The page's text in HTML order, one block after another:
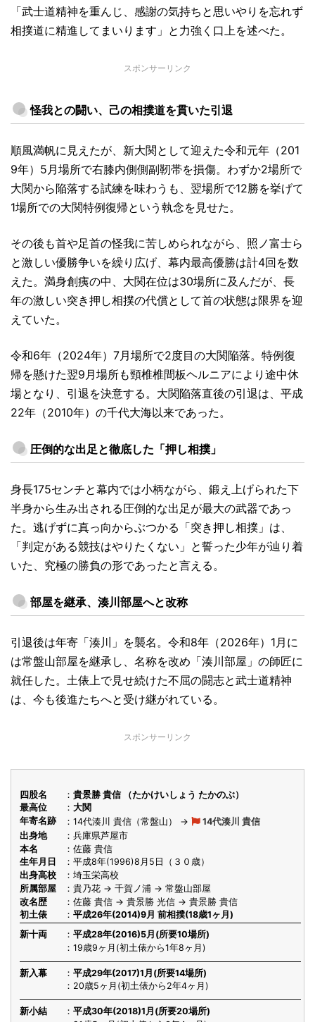
「武士道精神を重んじ、感謝の気持ちと思いやりを忘れず
相撲道に精進してまいります」と力強く口上を述べた。
スポンサーリンク
怪我との闘い、己の相撲道を貫いた引退
順風満帆に見えたが、新大関として迎えた令和元年（201
9年）5月場所で右膝内側側副靭帯を損傷。わずか2場所で
大関から陥落する試練を味わうも、翌場所で12勝を挙げて
1場所での大関特例復帰という執念を見せた。
その後も首や足首の怪我に苦しめられながら、照ノ富士ら
と激しい優勝争いを繰り広げ、幕内最高優勝は計4回を数
えた。満身創痍の中、大関在位は30場所に及んだが、長
年の激しい突き押し相撲の代償として首の状態は限界を迎
えていた。
令和6年（2024年）7月場所で2度目の大関陥落。特例復
帰を懸けた翌9月場所も頸椎椎間板ヘルニアにより途中休
場となり、引退を決意する。大関陥落直後の引退は、平成
22年（2010年）の千代大海以来であった。
圧倒的な出足と徹底した「押し相撲」
身長175センチと幕内では小柄ながら、鍛え上げられた下
半身から生み出される圧倒的な出足が最大の武器であっ
た。逃げずに真っ向からぶつかる「突き押し相撲」は、
「判定がある競技はやりたくない」と誓った少年が辿り着
いた、究極の勝負の形であったと言える。
部屋を継承、湊川部屋へと改称
引退後は年寄「湊川」を襲名。令和8年（2026年）1月に
は常盤山部屋を継承し、名称を改め「湊川部屋」の師匠に
就任した。土俵上で見せ続けた不屈の闘志と武士道精神
は、今も後進たちへと受け継がれている。
スポンサーリンク
四股名
貴景勝 貴信 （たかけいしょう たかのぶ）
最高位
大関
年寄名跡
14代湊川 貴信（常盤山） →
14代湊川 貴信
出身地
兵庫県芦屋市
本名
佐藤 貴信
生年月日
平成8年(1996)8月5日（３０歳）
出身高校
埼玉栄高校
所属部屋
貴乃花 → 千賀ノ浦 → 常盤山部屋
改名歴
佐藤 貴信 → 貴景勝 光信 → 貴景勝 貴信
初土俵
平成26年(2014)9月 前相撲(18歳1ヶ月)
新十両
平成28年(2016)5月(所要10場所)
19歳9ヶ月(初土俵から1年8ヶ月)
新入幕
平成29年(2017)1月(所要14場所)
20歳5ヶ月(初土俵から2年4ヶ月)
新小結
平成30年(2018)1月(所要20場所)